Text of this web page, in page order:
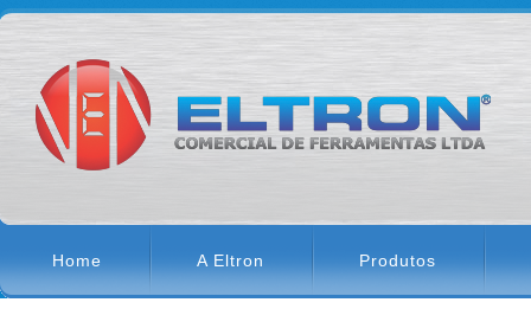
Home A Eltron Produtos